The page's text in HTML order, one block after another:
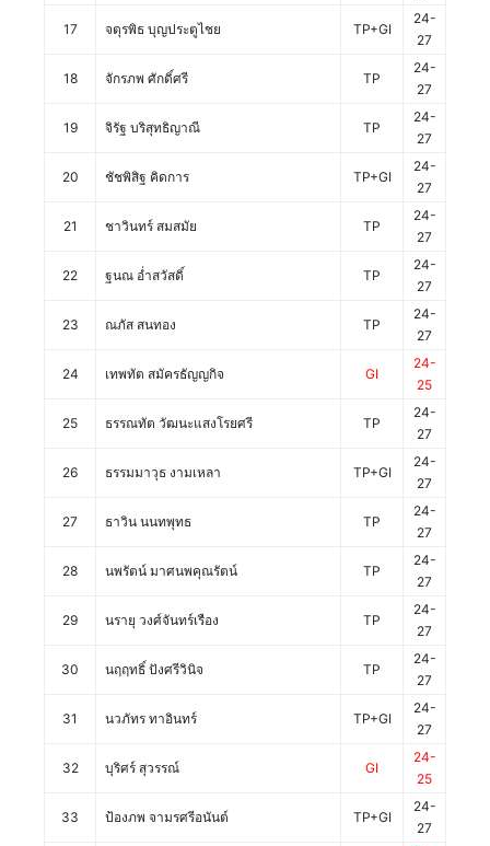
17 จตุรพิธ บุญประตูไชย TP+GI
24-
27
18 จักรภพ ศักดิ์ศรี TP
24-
27
19 จิรัฐ บริสุทธิญาณี TP
24-
27
20 ชัชพิสิฐ คิดการ TP+GI
24-
27
21 ชาวินทร์ สมสมัย TP
24-
27
22 ฐนณ อ่ำสวัสดิ์ TP
24-
27
23 ณภัส สนทอง TP
24-
27
24 เทพทัต สมัครธัญญกิจ GI
24-
25
25 ธรรณทัต วัฒนะแสงโรยศรี TP
24-
27
26 ธรรมมาวุธ งามเหลา TP+GI
24-
27
27 ธาวิน นนทพุทธ TP
24-
27
28 นพรัตน์ มาศนพคุณรัตน์ TP
24-
27
29 นรายุ วงศ์จันทร์เรือง TP
24-
27
30 นฤฤทธิ์ ปังศรีวินิจ TP
24-
27
31 นวภัทร ทาอินทร์ TP+GI
24-
27
32 บุริศร์ สุวรรณ์ GI
24-
25
33 ป้องภพ จามรศรีอนันต์ TP+GI
24-
27